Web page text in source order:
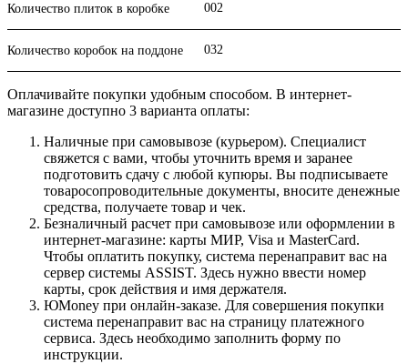
Количество плиток в коробке 002
Количество коробок на поддоне 032
Оплачивайте покупки удобным способом. В интернет-
магазине доступно 3 варианта оплаты:
Наличные при самовывозе (курьером). Специалист
свяжется с вами, чтобы уточнить время и заранее
подготовить сдачу с любой купюры. Вы подписываете
товаросопроводительные документы, вносите денежные
средства, получаете товар и чек.
Безналичный расчет при самовывозе или оформлении в
интернет-магазине: карты МИР, Visa и MasterCard.
Чтобы оплатить покупку, система перенаправит вас на
сервер системы ASSIST. Здесь нужно ввести номер
карты, срок действия и имя держателя.
ЮMoney при онлайн-заказе. Для совершения покупки
система перенаправит вас на страницу платежного
сервиса. Здесь необходимо заполнить форму по
инструкции.